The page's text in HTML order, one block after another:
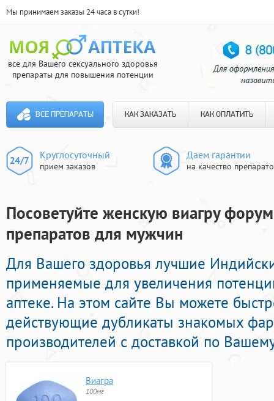
Мы принимаем заказы 24 часа в сутки!
все для Вашего сексуального здоровья
препараты для повышения потенции
ВСЕ ПРЕПАРАТЫ КАК ЗАКАЗАТЬ КАК ОПЛАТИТЬ
Круглосуточный
прием заказов
Даем гарантии
на качество
Посоветуйте женскую виагру
препаратов для мужчин
Для Вашего здоровья лучшие
применяемые для увеличения
аптеке. На этом сайте Вы можете
действующие дубликаты знакомых
производителей с доставкой по
Виагра
100мг